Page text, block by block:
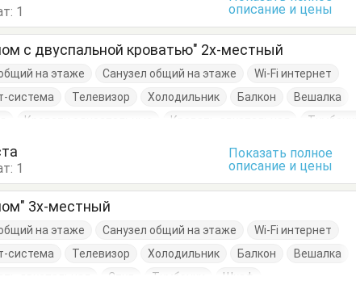
1
описание и цены
с двуспальной кроватью" 2х-местный
на этаже Санузел общий на этаже
Wi-Fi интернет
система
Телевизор Холодильник Балкон
Вешалка
Кровати односпальные Кровать двуспальная
Тумбочки
1
Показать полное
описание и цены
3х-местный
на этаже Санузел общий на этаже
Wi-Fi интернет
система
Телевизор Холодильник Балкон
Вешалка
двуспальная
Стул Тумбочки Шкаф